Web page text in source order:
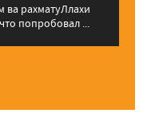
попробовал ...